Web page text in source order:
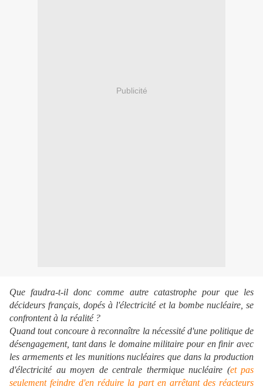
Publicité
Que faudra-t-il donc comme autre catastrophe pour que les
décideurs français, dopés à l'électricité et la bombe nucléaire, se
confrontent à la réalité ?
Quand tout concoure à reconnaître la nécessité d'une politique de
désengagement, tant dans le domaine militaire pour en finir avec
les armements et les munitions nucléaires que dans la production
d'électricité au moyen de centrale thermique nucléaire (et pas
seulement feindre d'en réduire la part en arrêtant des réacteurs